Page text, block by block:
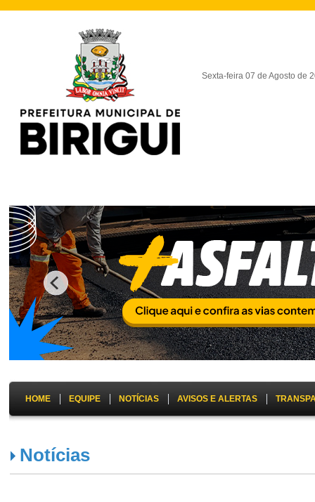
Sexta-feira 07 de Agosto de
HOME EQUIPE NOTÍCIAS AVISOS E ALERTAS
Notícias